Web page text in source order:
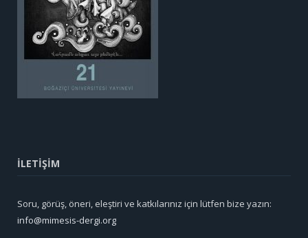
İLETİŞİM
Soru, görüş, öneri, eleştiri ve katkılarınız için lütfen bize yazın:
info@mimesis-dergi.org